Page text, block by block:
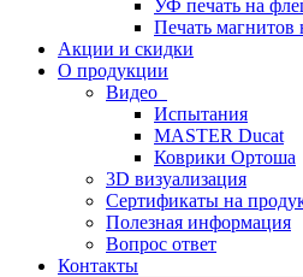
УФ печать на
Печать магнитов
Акции и скидки
О продукции
Видео
Испытания
MASTER Ducat
Коврики Ортоша
3D визуализация
Сертификаты на
Полезная информация
Вопрос ответ
Контакты